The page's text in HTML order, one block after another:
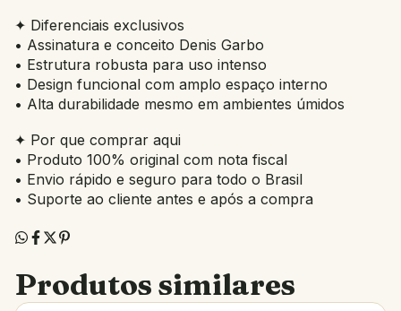
✦ Diferenciais exclusivos
• Assinatura e conceito Denis Garbo
• Estrutura robusta para uso intenso
• Design funcional com amplo espaço interno
• Alta durabilidade mesmo em ambientes úmidos
✦ Por que comprar aqui
• Produto 100% original com nota fiscal
• Envio rápido e seguro para todo o Brasil
• Suporte ao cliente antes e após a compra
Produtos similares